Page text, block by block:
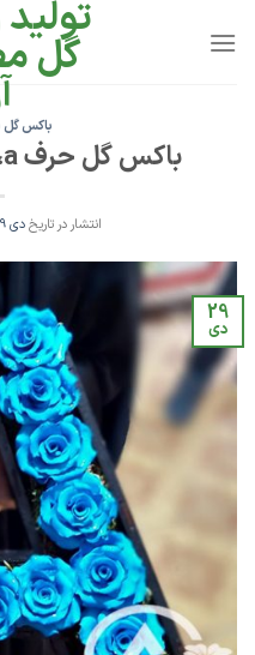
گل
باکس گل
باکس گل حرف a، جعبه گل رز حرف a
انتشار در تاریخدی 29, 1398
29
دی